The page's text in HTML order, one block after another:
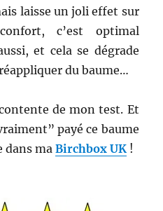
laisse un joli effet sur
c’est optimal
et cela se dégrade
du baume…
de mon test. Et
payé ce baume
dans maBirchbox UK !